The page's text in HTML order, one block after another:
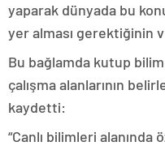
yaparak dünyada bu
yer alması gerektiğinin
Bu bağlamda kutup
çalışma alanlarının
kaydetti:
“Canlı bilimleri